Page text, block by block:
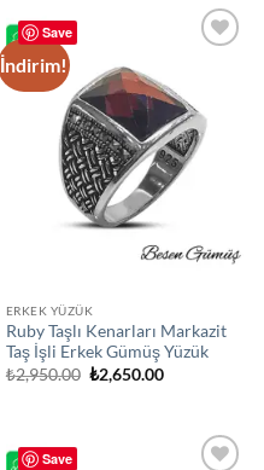
Save
İndirim!
ERKEK YÜZÜK
Ruby Taşlı Kenarları Markazit
Taş İşli Erkek Gümüş Yüzük
₺2,950.00 Orijinal
fiyat:
₺2,650.00Şu
Save